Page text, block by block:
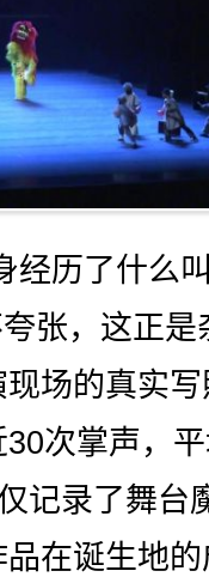
历了什么叫
张，这正是
现场的真实
次掌声，
记录了舞台
在诞生地